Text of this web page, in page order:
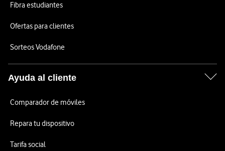
Fibra estudiantes
Ofertas para clientes
Sorteos Vodafone
Ayuda al cliente
Comparador de móviles
Repara tu dispositivo
Tarifa social